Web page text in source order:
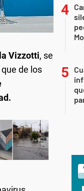
Vizzotti, se
de los